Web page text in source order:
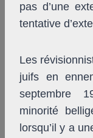
pas d’une
tentative
Les
juifs en
septembre
minorité
lorsqu’il y a